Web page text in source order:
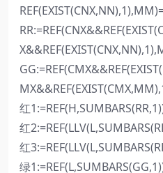
红
红
红
绿